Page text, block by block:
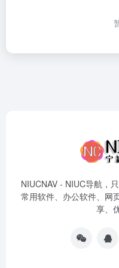
NIUCNAV - NIUC导航，
常用软件、办公软件、网
享、